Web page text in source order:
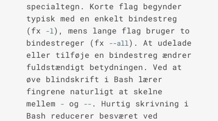
specialtegn. Korte flag begynder
typisk med en enkelt bindestreg
(fx
-l ), mens lange flag bruger to
bindestreger (fx
--all ). At udelade
eller tilføje en bindestreg ændrer
fuldstændigt betydningen. Ved at
øve blindskrift i Bash lærer
fingrene naturligt at skelne
mellem
- og -- . Hurtig skrivning i
Bash reducerer besværet ved